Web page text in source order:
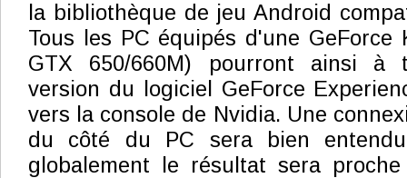
la bibliothèque de jeu Android
Tous les PC équipés d'une
GTX 650/660M) pourront ainsi à
version du logiciel GeForce
vers la console de Nvidia. Une
du côté du PC sera bien entendu
globalement le résultat sera